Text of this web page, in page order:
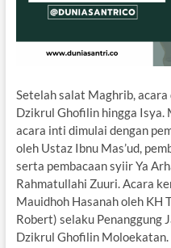
​Setelah salat Maghrib,
Dzikrul Ghofilin hingga Isya.
acara inti dimulai dengan
oleh Ustaz Ibnu Mas’ud,
serta pembacaan syiir Ya
Rahmatullahi Zuuri. Acara
Mauidhoh Hasanah oleh KH
Robert) selaku Penanggung
Dzikrul Ghofilin Moloekatan.